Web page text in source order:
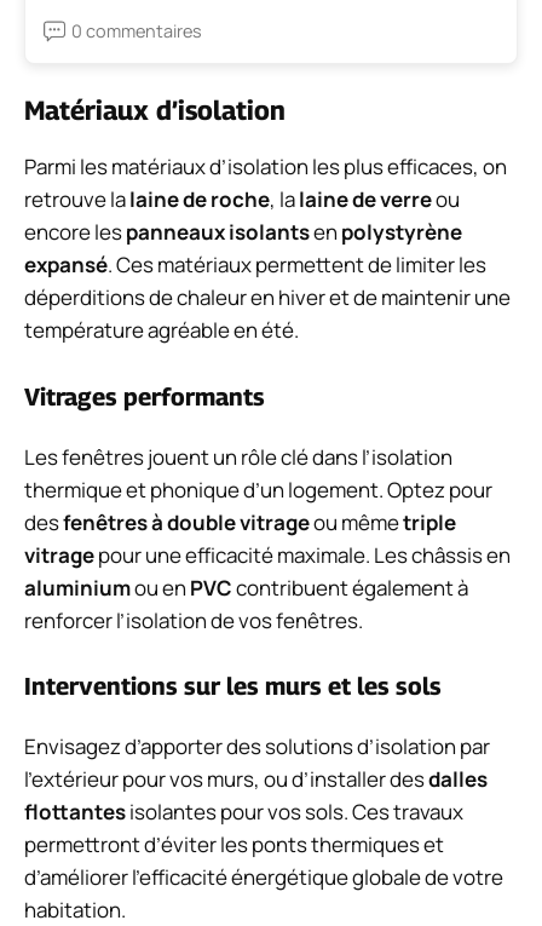
0 commentaires
Matériaux d’isolation
Parmi les matériaux d’isolation les plus efficaces, on
retrouve lalaine de roche, lalaine de verreou
encore lespanneaux isolantsen polystyrène
expansé. Ces matériaux permettent de limiter les
déperditions de chaleur en hiver et de maintenir une
température agréable en été.
Vitrages performants
Les fenêtres jouent un rôle clé dans l’isolation
thermique et phonique d’un logement. Optez pour
desfenêtres à double vitrageou mêmetriple
vitragepour une efficacité maximale. Les châssis en
aluminiumou en PVCcontribuent également à
renforcer l’isolation de vos fenêtres.
Interventions sur les murs et les sols
Envisagez d’apporter des solutions d’isolation par
l’extérieur pour vos murs, ou d’installer desdalles
flottantesisolantes pour vos sols. Ces travaux
permettront d’éviter les ponts thermiques et
d’améliorer l’efficacité énergétique globale de votre
habitation.